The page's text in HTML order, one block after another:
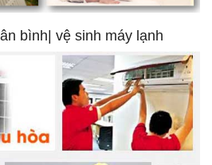
bình| vệ sinh máy lạnh